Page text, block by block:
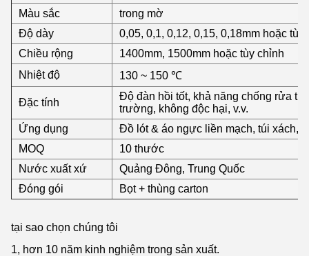
Màu sắc
trong mờ
Độ dày
0,05, 0,1, 0,12, 0,15, 0,18mm hoặc tùy
Chiều rộng
1400mm, 1500mm hoặc tùy chỉnh
Nhiệt độ
130 ~ 150 ℃
Đặc tính
Độ đàn hồi tốt, khả năng chống rửa
trường, không độc hại, v.v.
Ứng dụng
Đồ lót & áo ngực liền mạch, túi xách,
MOQ
10 thước
Nước xuất xứ
Quảng Đông, Trung Quốc
Đóng gói
Bọt + thùng carton
tại sao chọn chúng tôi
1, hơn 10 năm kinh nghiệm trong sản xuất.